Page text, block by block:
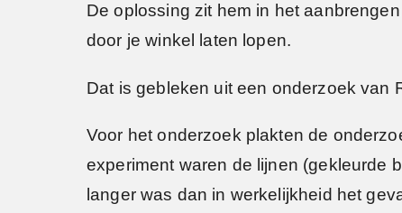
De oplossing zit hem in het
door je winkel laten lopen.
Dat is gebleken uit een onderzoek van
Voor het onderzoek plakten de
experiment waren de lijnen (gekleurde
langer was dan in werkelijkheid het